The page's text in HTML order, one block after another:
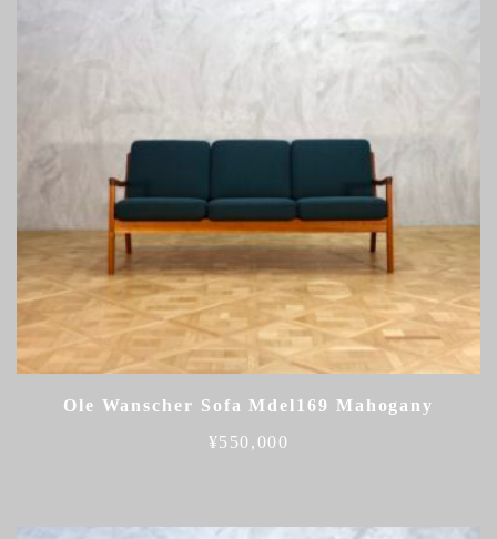
Ole Wanscher Sofa Mdel169 Mahogany
¥550,000